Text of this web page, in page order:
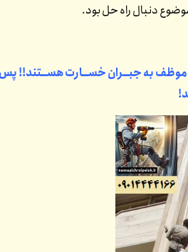
دنبال راه حل بود.
موظف به جبــران خســارت هســتند!! پس